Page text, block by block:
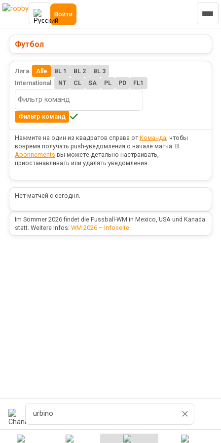
Войти
Футбол
Лига: Alle BL 1 BL 2
BL 3
International:
NT CL SA PL PD FL1
Фильтр команд
Нажмите на один из квадратов справа отКоманда, чтобы
вовремя получать push-уведомления о начале матча. В
Abonnements вы можете детально настраивать,
приостанавливать или удалять уведомления.
Нет матчей с сегодня.
Im Sommer 2026 findet die Fussball-WM in Mexico, USA und Kanada
statt. Weitere Infos: WM 2026 – Infoseite.
Поиск